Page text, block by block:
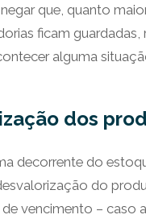
que, quanto
ficam guardadas,
alguma
dos
decorrente do
do
vencimento – caso